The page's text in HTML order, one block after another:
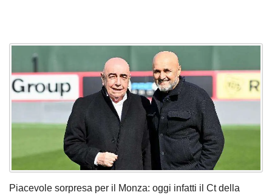
Piacevole sorpresa per il Monza: oggi infatti il Ct della